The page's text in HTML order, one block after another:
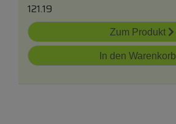
121.19
Zum Produkt
In den Warenkorb